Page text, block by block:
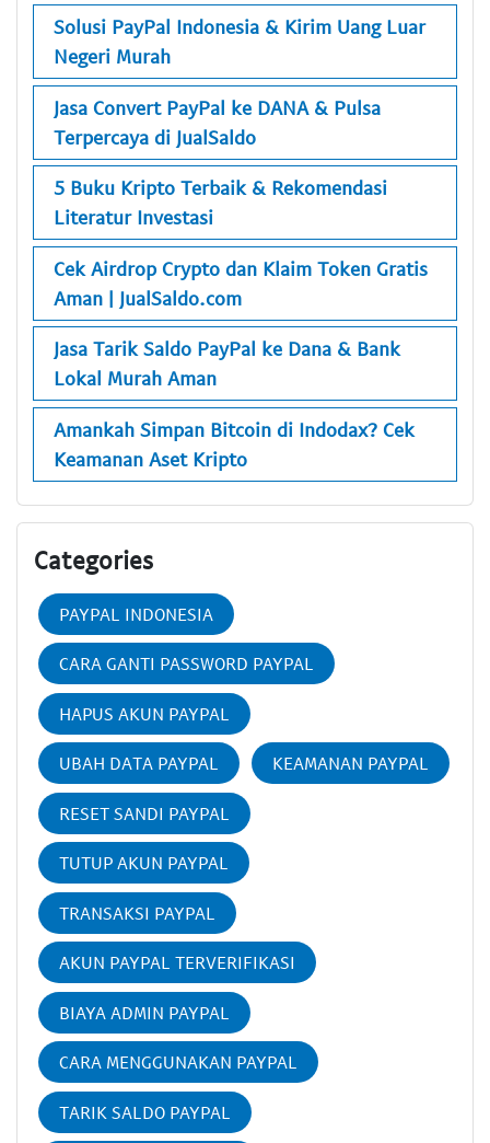
Solusi PayPal Indonesia & Kirim Uang Luar
Negeri Murah
Jasa Convert PayPal ke DANA & Pulsa
Terpercaya di JualSaldo
5 Buku Kripto Terbaik & Rekomendasi
Literatur Investasi
Cek Airdrop Crypto dan Klaim Token Gratis
Aman | JualSaldo.com
Jasa Tarik Saldo PayPal ke Dana & Bank
Lokal Murah Aman
Amankah Simpan Bitcoin di Indodax? Cek
Keamanan Aset Kripto
Categories
PAYPAL INDONESIA
CARA GANTI PASSWORD PAYPAL
HAPUS AKUN PAYPAL
UBAH DATA PAYPAL KEAMANAN PAYPAL
RESET SANDI PAYPAL
TUTUP AKUN PAYPAL
TRANSAKSI PAYPAL
AKUN PAYPAL TERVERIFIKASI
BIAYA ADMIN PAYPAL
CARA MENGGUNAKAN PAYPAL
TARIK SALDO PAYPAL